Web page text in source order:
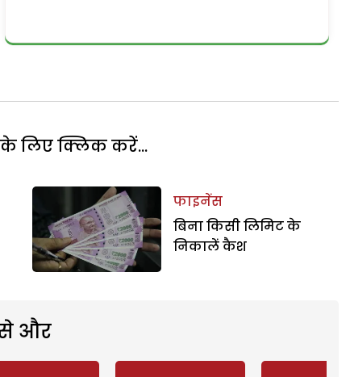
लिए क्लिक करें...
फाइनेंस
बिना किसी लिमिट के
निकालें कैश
से और